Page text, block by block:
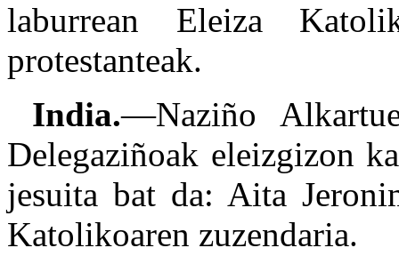
laburrean Eleiza
protestanteak.
India.—Naziño
Delegaziñoak eleizgizon
jesuita bat da: Aita
Katolikoaren zuzendaria.